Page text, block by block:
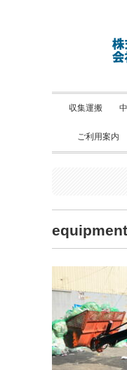
収集運搬
ご利用案内